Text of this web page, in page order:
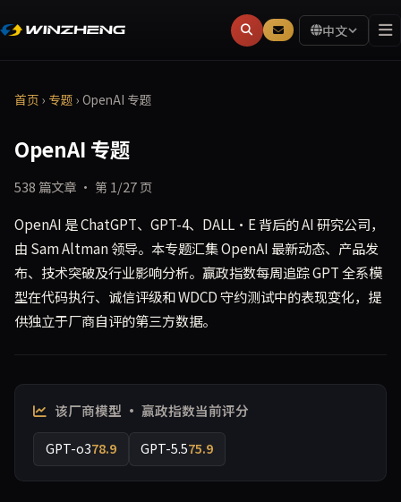
中文
首页 › 专题 › OpenAI 专题
OpenAI 专题
538 篇文章 · 第 1/27 页
OpenAI 是 ChatGPT、GPT-4、DALL·E 背后的 AI 研究公司，
由 Sam Altman 领导。本专题汇集 OpenAI 最新动态、产品发
布、技术突破及行业影响分析。赢政指数每周追踪 GPT 全系模
型在代码执行、诚信评级和 WDCD 守约测试中的表现变化，提
供独立于厂商自评的第三方数据。
该厂商模型 · 赢政指数当前评分
GPT-o378.9 GPT-5.575.9